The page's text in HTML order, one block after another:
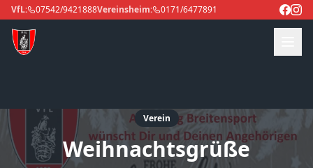
VfL: 07542/9421888Vereinsheim: 0171/6477891
Verein
Weihnachtsgrüße